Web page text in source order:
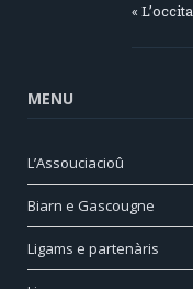
«
MENU
L’Assouciacioû
Biarn e Gascougne
Ligams e partenàris